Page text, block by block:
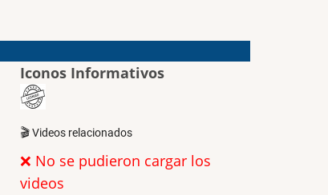
Iconos Informativos
🎬 Videos relacionados
❌ No se pudieron cargar los
videos